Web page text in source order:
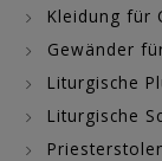
Kleidung für
Gewänder
Liturgische
Liturgische